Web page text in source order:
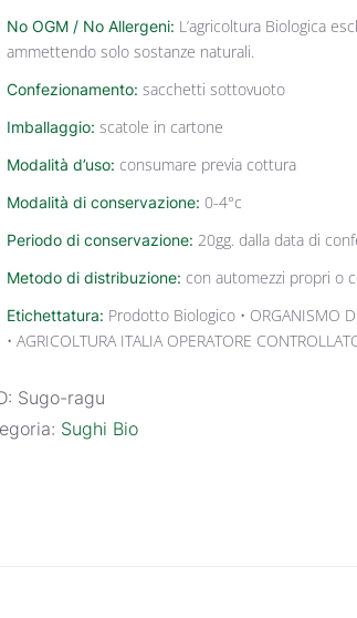
No OGM / No Allergeni: L’agricoltura Biologica
ammettendo solo sostanze naturali.
Confezionamento: sacchetti sottovuoto
Imballaggio: scatole in cartone
Modalità d’uso: consumare previa cottura
Modalità di conservazione: 0-4°c
Periodo di conservazione: 20gg. dalla data di
Metodo di distribuzione: con automezzi propri o
Etichettatura: Prodotto Biologico • ORGANISMO
• AGRICOLTURA ITALIA OPERATORE
Sugo-ragu
Sughi Bio